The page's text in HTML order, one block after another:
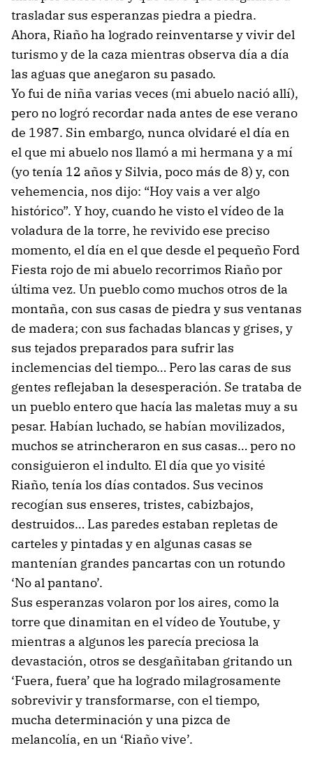
trasladar sus esperanzas piedra a piedra.
Ahora, Riaño ha logrado reinventarse y vivir del
turismo y de la caza mientras observa día a día
las aguas que anegaron su pasado.
Yo fui de niña varias veces (mi abuelo nació allí),
pero no logró recordar nada antes de ese verano
de 1987. Sin embargo, nunca olvidaré el día en
el que mi abuelo nos llamó a mi hermana y a mí
(yo tenía 12 años y Silvia, poco más de 8) y, con
vehemencia, nos dijo: “Hoy vais a ver algo
histórico”. Y hoy, cuando he visto el vídeo de la
voladura de la torre, he revivido ese preciso
momento, el día en el que desde el pequeño Ford
Fiesta rojo de mi abuelo recorrimos Riaño por
última vez. Un pueblo como muchos otros de la
montaña, con sus casas de piedra y sus ventanas
de madera; con sus fachadas blancas y grises, y
sus tejados preparados para sufrir las
inclemencias del tiempo… Pero las caras de sus
gentes reflejaban la desesperación. Se trataba de
un pueblo entero que hacía las maletas muy a su
pesar. Habían luchado, se habían movilizados,
muchos se atrincheraron en sus casas… pero no
consiguieron el indulto. El día que yo visité
Riaño, tenía los días contados. Sus vecinos
recogían sus enseres, tristes, cabizbajos,
destruidos… Las paredes estaban repletas de
carteles y pintadas y en algunas casas se
mantenían grandes pancartas con un rotundo
‘No al pantano’.
Sus esperanzas volaron por los aires, como la
torre que dinamitan en el vídeo de Youtube, y
mientras a algunos les parecía preciosa la
devastación, otros se desgañitaban gritando un
‘Fuera, fuera’ que ha logrado milagrosamente
sobrevivir y transformarse, con el tiempo,
mucha determinación y una pizca de
melancolía, en un ‘Riaño vive’.